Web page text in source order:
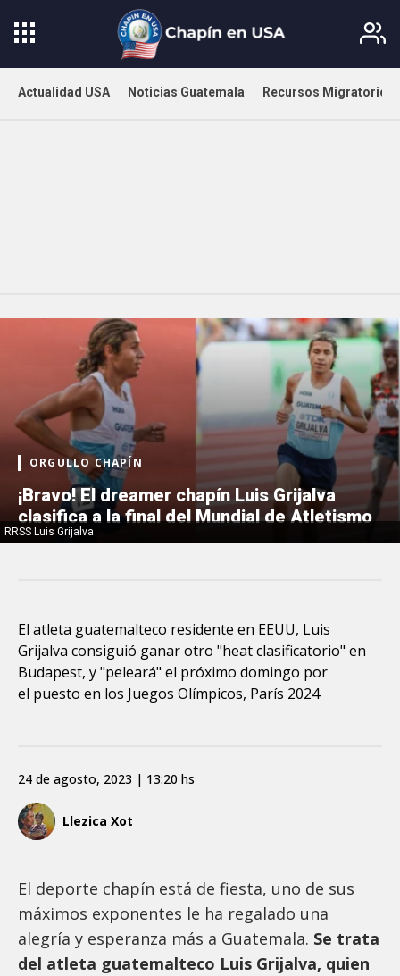
Actualidad USA Noticias Guatemala Recursos Migratorios
RRSS Luis Grijalva
ORGULLO CHAPÍN
¡Bravo! El dreamer chapín Luis Grijalva
clasifica a la final del Mundial de Atletismo
El atleta guatemalteco residente en EEUU, Luis
Grijalva consiguió ganar otro "heat clasificatorio" en
Budapest, y "peleará" el próximo domingo por
el puesto en los Juegos Olímpicos, París 2024
Llezica Xot
24 de agosto, 2023 | 13:20 hs
El deporte chapín está de fiesta, uno de sus
máximos exponentes le ha regalado una
alegría y esperanza más a Guatemala. Se trata
del atleta guatemalteco Luis Grijalva, quien